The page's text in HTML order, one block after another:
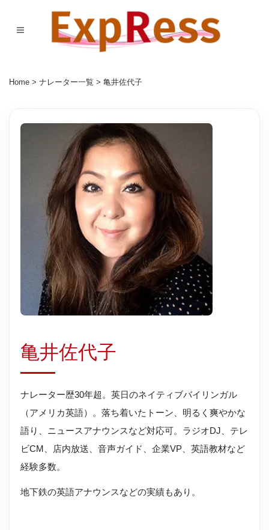
Home > ナレーター一覧 > 亀井佐代子
亀井佐代子
ナレーター歴30年超。英日のネイティブバイリンガル
（アメリカ英語）。落ち着いたトーン、明るく爽やかな
語り、ニュースアナウンスなど対応可。ラジオDJ、テレ
ビCM、店内放送、音声ガイド、企業VP、英語教材など
経験多数。
地下鉄の英語アナウンスなどの実績もあり。